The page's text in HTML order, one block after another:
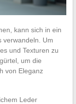
kann sich in ein
verwandeln. Um
und Texturen zu
um die
von Eleganz
Leder